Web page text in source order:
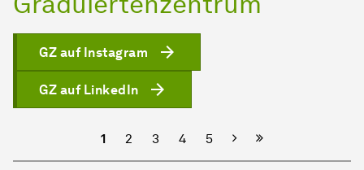
GZ auf Instagram
GZ auf LinkedIn
1 2 3 4 5 Nächste